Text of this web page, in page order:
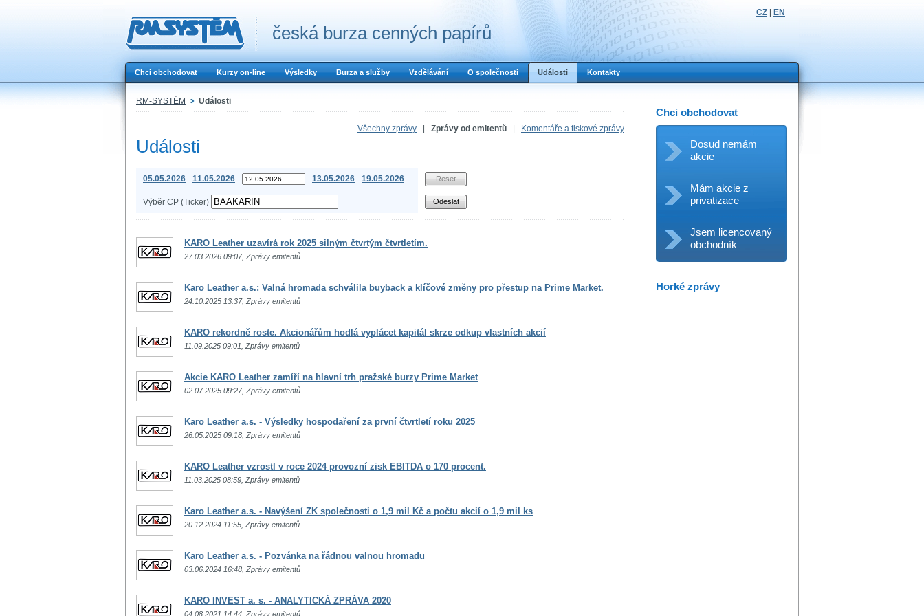
česká burza cenných papírů
CZ EN
Chci obchodovat Kurzy on-line Výsledky Burza a služby Vzdělávání O společnosti Události Kontakty
RM-SYSTÉM Události
Všechny zprávy | Zprávy od emitentů | Komentáře a tiskové zprávy
Události
05.05.2026 11.05.2026 13.05.2026 19.05.2026
Výběr CP (Ticker)
KARO Leather uzavírá rok 2025 silným čtvrtým čtvrtletím.
27.03.2026 09:07, Zprávy emitentů
Karo Leather a.s.: Valná hromada schválila buyback a klíčové změny pro přestup na Prime Market.
24.10.2025 13:37, Zprávy emitentů
KARO rekordně roste. Akcionářům hodlá vyplácet kapitál skrze odkup vlastních akcií
11.09.2025 09:01, Zprávy emitentů
Akcie KARO Leather zamíří na hlavní trh pražské burzy Prime Market
02.07.2025 09:27, Zprávy emitentů
Karo Leather a.s. - Výsledky hospodaření za první čtvrtletí roku 2025
26.05.2025 09:18, Zprávy emitentů
KARO Leather vzrostl v roce 2024 provozní zisk EBITDA o 170 procent.
11.03.2025 08:59, Zprávy emitentů
Karo Leather a.s. - Navýšení ZK společnosti o 1,9 mil Kč a počtu akcií o 1,9 mil ks
20.12.2024 11:55, Zprávy emitentů
Karo Leather a.s. - Pozvánka na řádnou valnou hromadu
03.06.2024 16:48, Zprávy emitentů
KARO INVEST a. s. - ANALYTICKÁ ZPRÁVA 2020
04.08.2021 14:44, Zprávy emitentů
Chci obchodovat
Dosud nemám
akcie
Mám akcie z
privatizace
Jsem licencovaný
obchodník
Horké zprávy